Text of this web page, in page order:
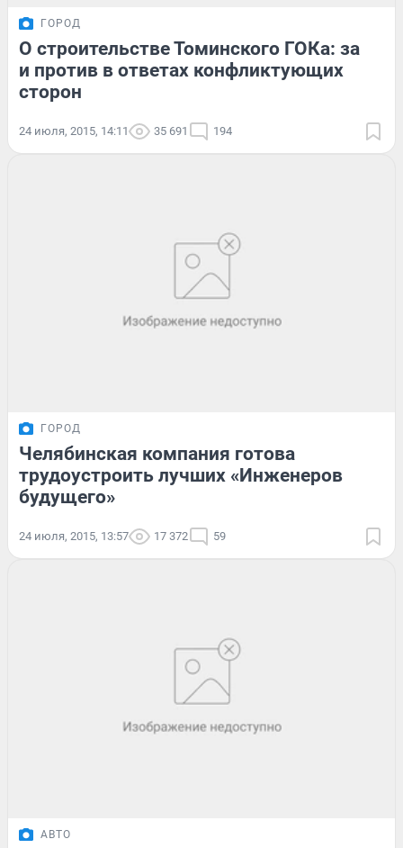
ГОРОД
О строительстве Томинского ГОКа: за
и против в ответах конфликтующих
сторон
24 июля, 2015, 14:11 35 691 194
ГОРОД
Челябинская компания готова
трудоустроить лучших «Инженеров
будущего»
24 июля, 2015, 13:57 17 372 59
АВТО